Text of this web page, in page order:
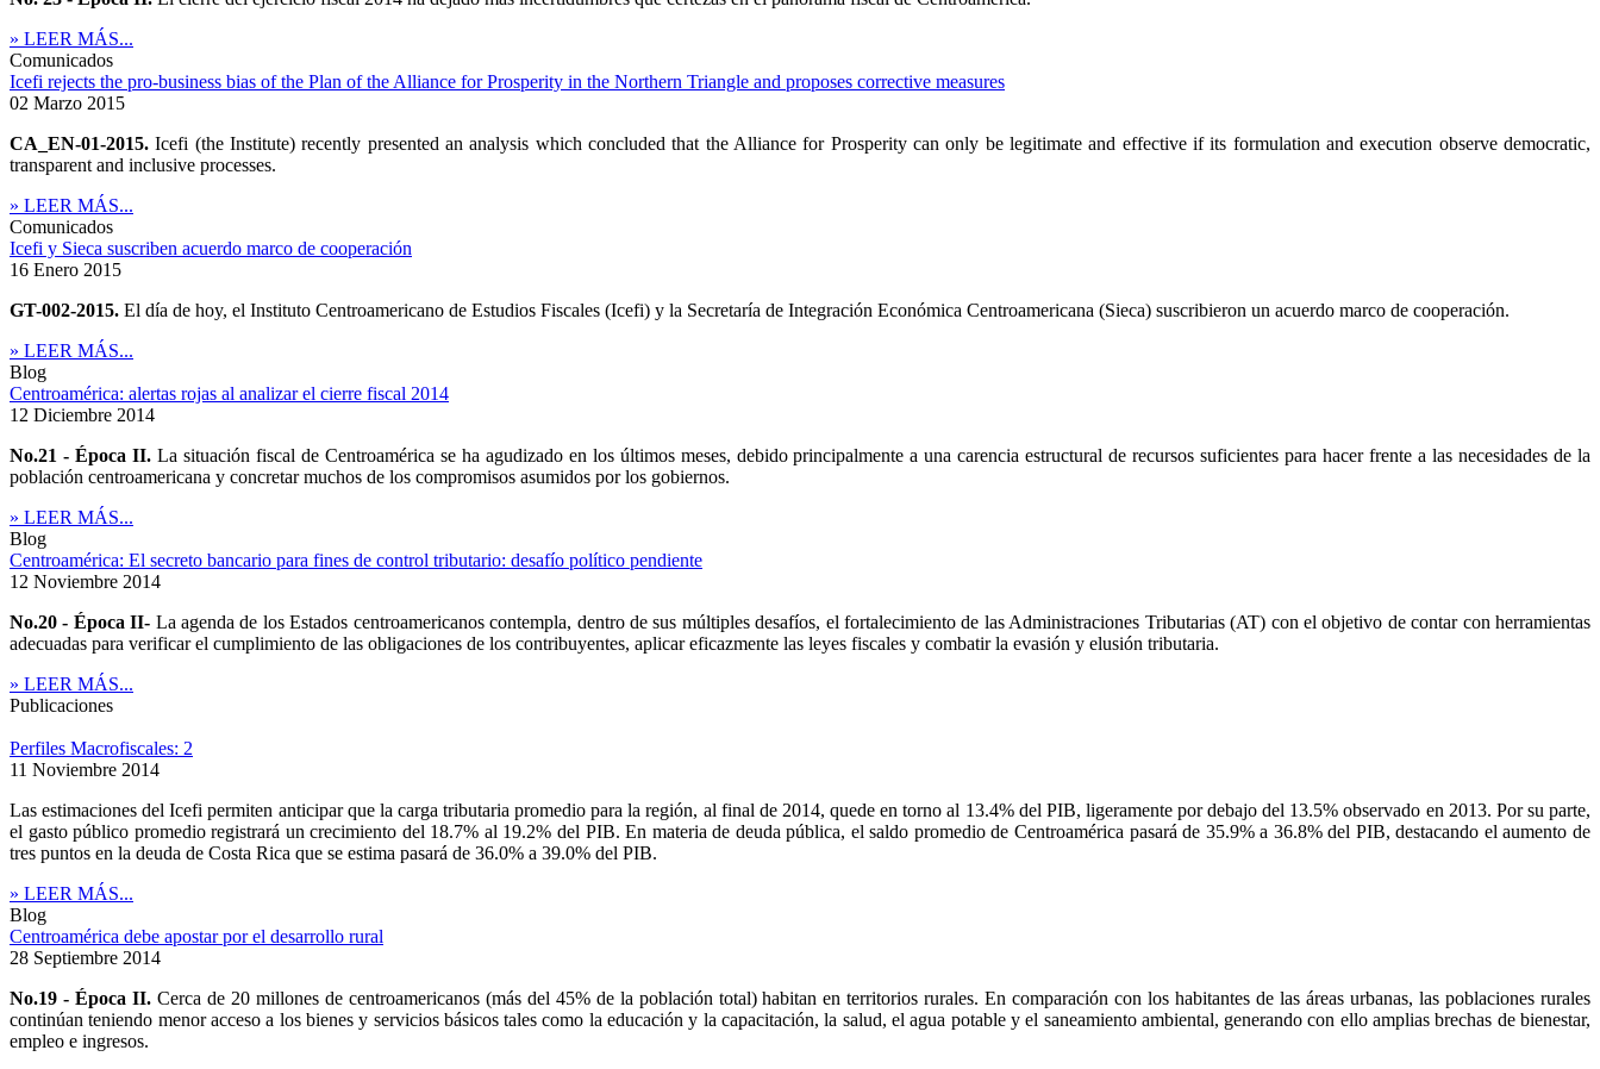
» LEER MÁS...
Comunicados
Icefi rejects the pro-business bias of the Plan of the Alliance for Prosperity in the Northern Triangle and proposes corrective measures
02 Marzo 2015
CA_EN-01-2015. Icefi (the Institute) recently presented an analysis which concluded that the Alliance for Prosperity can only be legitimate and effective if its formulation and execution observe democratic,
transparent and inclusive processes.
» LEER MÁS...
Comunicados
Icefi y Sieca suscriben acuerdo marco de cooperación
16 Enero 2015
GT-002-2015. El día de hoy, el Instituto Centroamericano de Estudios Fiscales (Icefi) y la Secretaría de Integración Económica Centroamericana (Sieca) suscribieron un acuerdo marco de cooperación.
» LEER MÁS...
Blog
Centroamérica: alertas rojas al analizar el cierre fiscal 2014
12 Diciembre 2014
No.21 - Época II.La situación fiscal de Centroamérica se ha agudizado en los últimos meses, debido principalmente a una carencia estructural de recursos suficientes para hacer frente a las necesidades de la
población centroamericana y concretar muchos de los compromisos asumidos por los gobiernos.
» LEER MÁS...
Blog
Centroamérica: El secreto bancario para fines de control tributario: desafío político pendiente
12 Noviembre 2014
No.20 - Época II- La agenda de los Estados centroamericanos contempla, dentro de sus múltiples desafíos, el fortalecimiento de las Administraciones Tributarias (AT) con el objetivo de contar con herramientas
adecuadas para verificar el cumplimiento de las obligaciones de los contribuyentes, aplicar eficazmente las leyes fiscales y combatir la evasión y elusión tributaria.
» LEER MÁS...
Publicaciones
Perfiles Macrofiscales: 2
11 Noviembre 2014
Las estimaciones del Icefi permiten anticipar que la carga tributaria promedio para la región, al final de 2014, quede en torno al 13.4% del PIB, ligeramente por debajo del 13.5% observado en 2013. Por su parte,
el gasto público promedio registrará un crecimiento del 18.7% al 19.2% del PIB. En materia de deuda pública, el saldo promedio de Centroamérica pasará de 35.9% a 36.8% del PIB, destacando el aumento de
tres puntos en la deuda de Costa Rica que se estima pasará de 36.0% a 39.0% del PIB.
» LEER MÁS...
Blog
Centroamérica debe apostar por el desarrollo rural
28 Septiembre 2014
No.19 - Época II.Cerca de 20 millones de centroamericanos (más del 45% de la población total) habitan en territorios rurales. En comparación con los habitantes de las áreas urbanas, las poblaciones rurales
continúan teniendo menor acceso a los bienes y servicios básicos tales como la educación y la capacitación, la salud, el agua potable y el saneamiento ambiental, generando con ello amplias brechas de bienestar,
empleo e ingresos.